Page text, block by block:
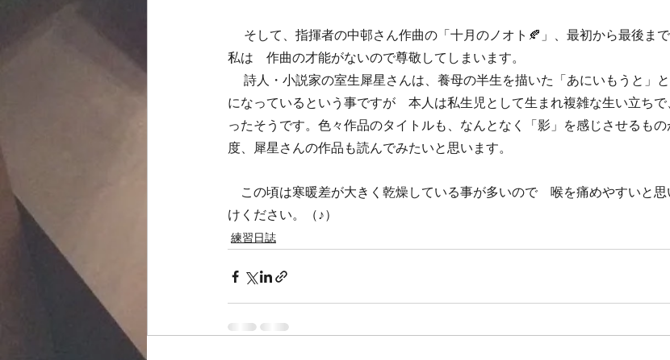
私は　作曲の才能がないので尊敬してしまいます。
になっているという事ですが　本人は私生児として生まれ複雑な生い立ち
ったそうです。色々作品のタイトルも、なんとなく「影」を感じさせるも
度、犀星さんの作品も読んでみたいと思います。
この頃は寒暖差が大きく乾燥している事が多いので　喉を痛めやすいと
けください。（♪）
練習日誌